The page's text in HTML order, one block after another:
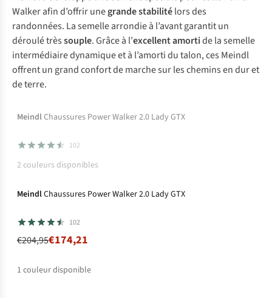
Walker afin d’offrir unegrande stabilitélors des
randonnées. La semelle arrondie à l’avant garantit un
déroulé trèssouple. Grâce à l’excellent amortide la semelle
intermédiaire dynamique et à l’amorti du talon, ces Meindl
offrent un grand confort de marche sur les chemins en dur et
de terre.
Temporairement en rupture de stock mais
MeindlChaussures Power Walker 2.0 Lady GTX
102
2 couleurs disponibles
-15% Gore-Tex
MeindlChaussures Power Walker 2.0 Lady GTX
102
€204,95€174,21
1 couleur disponible